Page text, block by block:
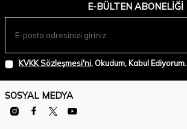
E-BÜLTEN ABONELIĞI
KVKK Sözleşmesi'ni, Okudum, Kabul Ediyorum.
SOSYAL MEDYA